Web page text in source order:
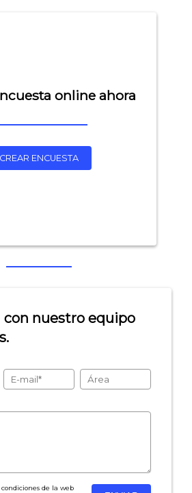
tu encuesta
humanos
online ahora
CREAR ENCUESTA
con nuestro equipo
de la web